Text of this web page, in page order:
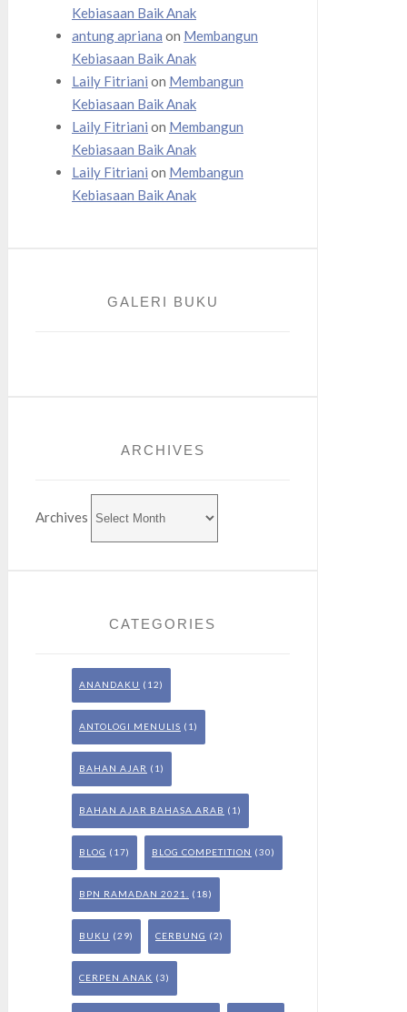
Kebiasaan Baik Anak
antung apriana on Membangun
Kebiasaan Baik Anak
Laily Fitriani on Membangun
Kebiasaan Baik Anak
Laily Fitriani on Membangun
Kebiasaan Baik Anak
Laily Fitriani on Membangun
Kebiasaan Baik Anak
GALERI BUKU
ARCHIVES
Archives
CATEGORIES
ANANDAKU (12)
ANTOLOGI MENULIS (1)
BAHAN AJAR (1)
BAHAN AJAR BAHASA ARAB (1)
BLOG (17) BLOG COMPETITION (30)
BPN RAMADAN 2021. (18)
BUKU (29) CERBUNG (2)
CERPEN ANAK (3)